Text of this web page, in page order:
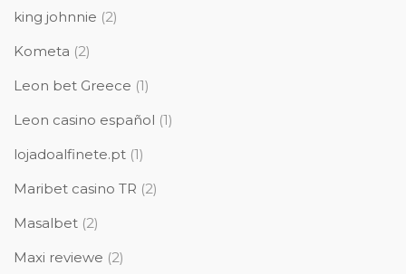
king johnnie (2)
Kometa (2)
Leon bet Greece (1)
Leon casino español (1)
lojadoalfinete.pt (1)
Maribet casino TR (2)
Masalbet (2)
Maxi reviewe (2)